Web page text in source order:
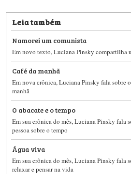
Leia também
Namorei um comunista
Em novo texto, Luciana Pinsky compartilha
Café da manhã
Em nova crônica, Luciana Pinsky fala sobre
manhã
O abacate e o tempo
Em sua crônica do mês, Luciana Pinsky fala
pessoa sobre o tempo
Água viva
Em sua crônica do mês, Luciana Pinsky fala
relaxar e pensar na vida